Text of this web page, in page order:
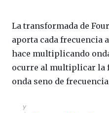
La transformada de
aporta cada frecuencia
hace multiplicando
ocurre al multiplicar la
onda seno de frecuencia